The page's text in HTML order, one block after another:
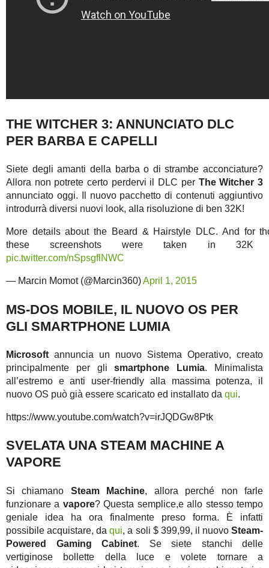
THE WITCHER 3: ANNUNCIATO DLC
PER BARBA E CAPELLI
Siete degli amanti della barba o di strambe acconciature?
Allora non potrete certo perdervi il DLC per The Witcher 3
annunciato oggi. Il nuovo pacchetto di contenuti aggiuntivo
introdurrà diversi nuovi look, alla risoluzione di ben 32K!
More details about the Beard & Hairstyle DLC. And for
these screenshots were taken in 32K
pic.twitter.com/nSpsgflNWC
— Marcin Momot (@Marcin360)April 1, 2015
MS-DOS MOBILE, IL NUOVO OS PER
GLI SMARTPHONE LUMIA
Microsoft annuncia un nuovo Sistema Operativo, creato
principalmente per glismartphone Lumia. Minimalista
all’estremo e anti user-friendly alla massima potenza, il
nuovo OS può già essere scaricato ed installato da qui.
https://www.youtube.com/watch?v=irJQDGw8Ptk
SVELATA UNA STEAM MACHINE A
VAPORE
Si chiamano Steam Machine, allora perché non farle
funzionare a vapore? Questa semplice,e allo stesso tempo
geniale idea ha ora finalmente preso forma. È infatti
possibile acquistare, daqui, a soli $ 399,99, il nuovoSteam-
Powered Gaming Cabinet. Se siete stanchi delle
vertiginose bollette della luce e volete tornare a